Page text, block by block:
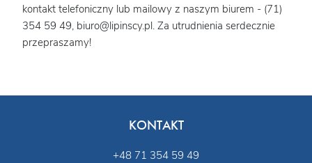
kontakt telefoniczny lub mailowy z naszym biurem - (71)
354 59 49, biuro@lipinscy.pl. Za utrudnienia serdecznie
przepraszamy!
KONTAKT
+48 71 354 59 49